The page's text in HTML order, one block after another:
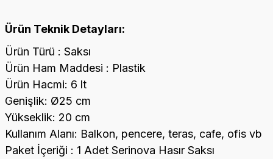
Ürün Teknik Detayları:
Ürün Türü : Saksı
Ürün Ham Maddesi : Plastik
Ürün Hacmi: 6 lt
Genişlik: Ø25 cm
Yükseklik: 20 cm
Kullanım Alanı: Balkon, pencere, teras, cafe, ofis vb
Paket İçeriği : 1 Adet Serinova Hasır Saksı